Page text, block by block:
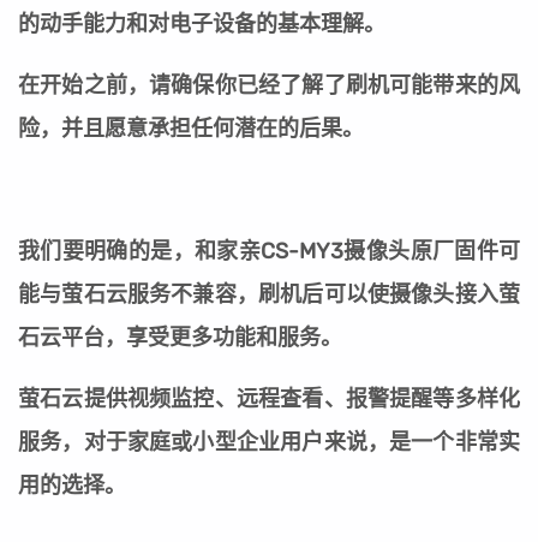
的动手能力和对电子设备的基本理解。
在开始之前，请确保你已经了解了刷机可能带来的风
险，并且愿意承担任何潜在的后果。
我们要明确的是，和家亲CS-MY3摄像头原厂固件可
能与萤石云服务不兼容，刷机后可以使摄像头接入萤
石云平台，享受更多功能和服务。
萤石云提供视频监控、远程查看、报警提醒等多样化
服务，对于家庭或小型企业用户来说，是一个非常实
用的选择。